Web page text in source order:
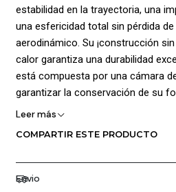
estabilidad en la trayectoria, una
una esfericidad total sin pérdida
aerodinámico. Su ¡construcción
calor garantiza una durabilidad
está compuesta por una cámara
garantizar la conservación de su
Su diseño presenta gráficos de la
Leer más
COMPARTIR ESTE PRODUCTO
Envio